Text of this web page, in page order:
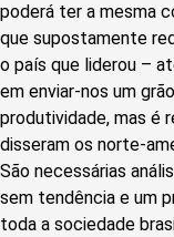
poderá ter a mesma
que supostamente
o país que liderou –
em enviar-nos um
produtividade, mas é
disseram os norte-
São necessárias
sem tendência e um
toda a sociedade